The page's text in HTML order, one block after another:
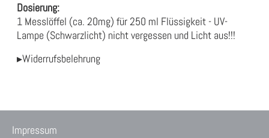
Dosierung:
1 Messlöffel (ca. 20mg) für 250 ml Flüssigkeit - UV-
Lampe (Schwarzlicht) nicht vergessen und Licht aus!!!
▸Widerrufsbelehrung
Impressum